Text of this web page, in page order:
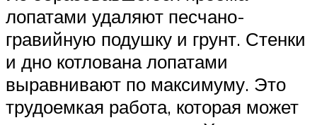
лопатами удаляют песчано-
гравийную подушку и грунт. Стенки
и дно котлована лопатами
выравнивают по максимуму. Это
трудоемкая работа, которая может